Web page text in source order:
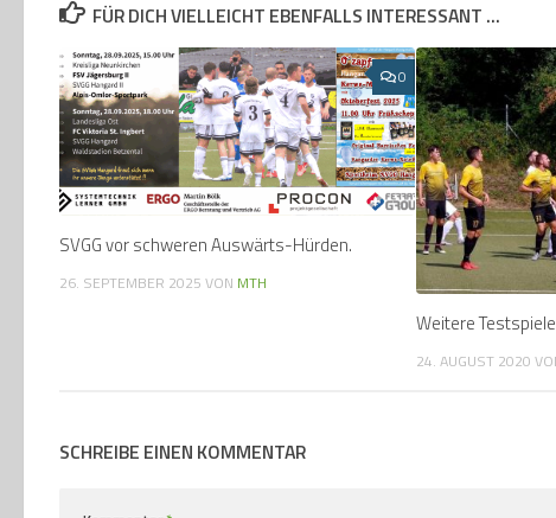
FÜR DICH VIELLEICHT EBENFALLS INTERESSANT …
0
SVGG vor schweren Auswärts-Hürden.
26. SEPTEMBER 2025 VON MTH
Weitere
24. AUGUST 2020
SCHREIBE EINEN KOMMENTAR